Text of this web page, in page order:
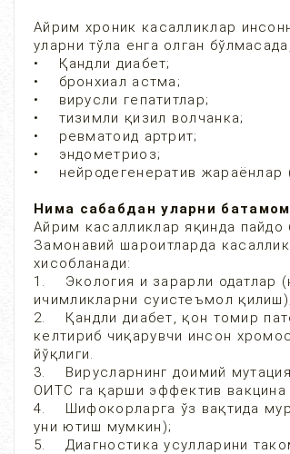
Айрим хроник касалликлар
уларни тўла енга олган
• Қандли диабет;
• бронхиал астма;
• вирусли гепатитлар;
• тизимли қизил волчанка;
• ревматоид артрит;
• эндометриоз;
• нейродегенератив жараёнлар
Нима сабабдан уларни
Айрим касалликлар яқинда
Замонавий шароитларда
хисобланади:
1. Экология и зарарли одатлар
ичимликларни суистеъмол қилиш);
2. Қандли диабет, қон томир
келтириб чиқарувчи инсон
йўқлиги.
3. Вирусларнинг доимий
ОИТС га қарши эффектив вакцина
4. Шифокорларга ўз вақтида
уни ютиш мумкин);
5. Диагностика усулларини